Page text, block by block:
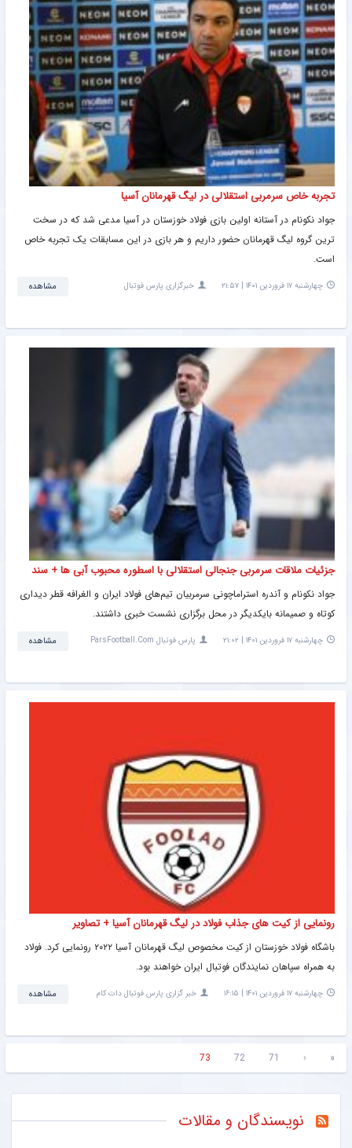
تجربه خاص سرمربی استقلالی در لیگ قهرمانان آسیا
جواد نکونام در آستانه اولین بازی فولاد خوزستان در آسیا مدعی شد که در سخت
ترین گروه لیگ قهرمانان حضور داریم و هر بازی در این مسابقات یک تجربه خاص
است.
چهارشنبه ۱۷ فروردین ۱۴۰۱ | ۲۱:۵۷ خبرگزاری پارس فوتبال مشاهده
جزئیات ملاقات سرمربی جنجالی استقلالی با اسطوره محبوب آبی ها + سند
جواد نکونام و آندره استراماچونی سرمربیان تیم‌های فولاد ایران و الغرافه قطر دیداری
کوتاه و صمیمانه بایکدیگر در محل برگزاری نشست خبری داشتند.
چهارشنبه ۱۷ فروردین ۱۴۰۱ | ۲۱:۰۲ پارس فوتبال ParsFootball.Com مشاهده
رونمایی از کیت های جذاب فولاد در لیگ قهرمانان آسیا + تصاویر
باشگاه فولاد خوزستان از کیت مخصوص لیگ قهرمانان آسیا ۲۰۲۲ رونمایی کرد. فولاد
به همراه سپاهان نمایندگان فوتبال ایران خواهند بود.
چهارشنبه ۱۷ فروردین ۱۴۰۱ | ۱۶:۱۵ خبر گزاری پارس فوتبال دات کام مشاهده
«
‹
71
72
73
نویسندگان و مقالات